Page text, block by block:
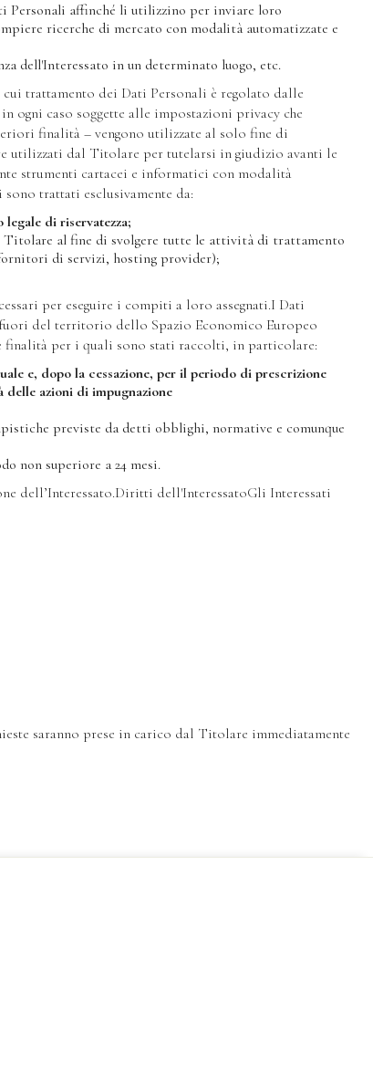
Personali affinché li utilizzino per inviare loro
ricerche di mercato con modalità automatizzate e
dell'Interessato in un determinato luogo, etc.
trattamento dei Dati Personali è regolato dalle
caso soggette alle impostazioni privacy che
finalità – vengono utilizzate al solo fine di
utilizzati dal Titolare per tutelarsi in giudizio avanti le
strumenti cartacei e informatici con modalità
trattati esclusivamente da:
di riservatezza;
al fine di svolgere tutte le attività di trattamento
di servizi, hosting provider);
per eseguire i compiti a loro assegnati.I Dati
del territorio dello Spazio Economico Europeo
finalità per i quali sono stati raccolti, in particolare:
e, dopo la cessazione, per il periodo di prescrizione
azioni di impugnazione
previste da detti obblighi, normative e comunque
non superiore a 24 mesi.
dell’Interessato.Diritti dell'InteressatoGli Interessati
saranno prese in carico dal Titolare immediatamente